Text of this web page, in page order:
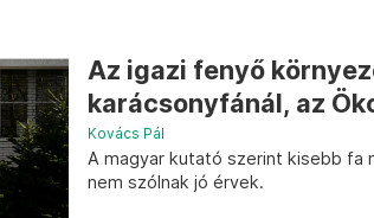
Az igazi fenyő
karácsonyfánál, az
Kovács Pál
A magyar kutató szerint kisebb fa
nem szólnak jó érvek.